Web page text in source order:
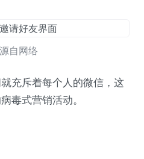
自网络
充斥着每个人的微信，这
毒式营销活动。